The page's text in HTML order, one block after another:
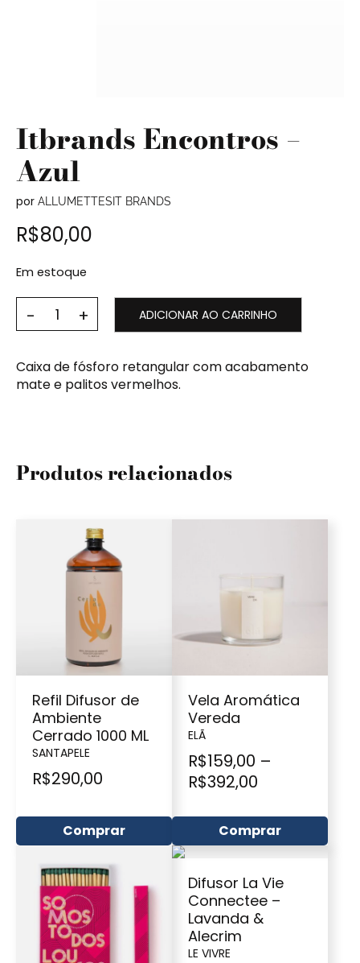
Itbrands Encontros –
Azul
por ALLUMETTES IT BRANDS
R$80,00
Em estoque
ADICIONAR AO CARRINHO
Caixa de fósforo retangular com acabamento
mate e palitos vermelhos.
Produtos relacionados
Refil Difusor de
Ambiente
Cerrado 1000 ML
SANTAPELE
R$290,00
Comprar
Vela Aromática
Vereda
ELÃ
R$159,00 –
R$392,00
Comprar
Difusor La Vie
Connectee –
Lavanda &
Alecrim
LE VIVRE